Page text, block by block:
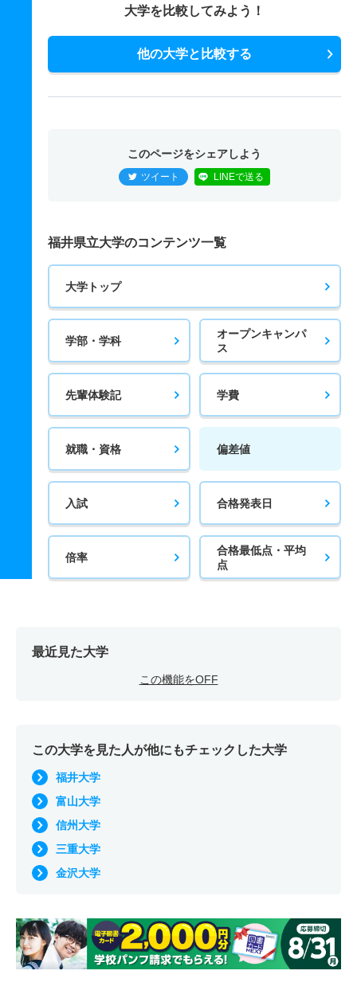
大学を比較してみよう！
他の大学と比較する
このページをシェアしよう
ツイート LINEで送る
福井県立大学のコンテンツ一覧
大学トップ
学部・学科
オープンキャンパ
ス
先輩体験記 学費
就職・資格 偏差値
入試 合格発表日
倍率
合格最低点・平均
点
最近見た大学
この機能をOFF
この大学を見た人が他にもチェックした大学
福井大学
富山大学
信州大学
三重大学
金沢大学